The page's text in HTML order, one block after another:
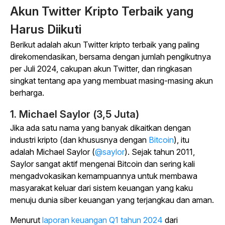
Akun Twitter Kripto Terbaik yang
Harus Diikuti
Berikut adalah akun Twitter kripto terbaik yang paling
direkomendasikan, bersama dengan jumlah pengikutnya
per Juli 2024, cakupan akun Twitter, dan ringkasan
singkat tentang apa yang membuat masing-masing akun
berharga.
1. Michael Saylor (3,5 Juta)
Jika ada satu nama yang banyak dikaitkan dengan
industri kripto (dan khususnya dengan Bitcoin), itu
adalah Michael Saylor (@saylor). Sejak tahun 2011,
Saylor sangat aktif mengenai Bitcoin dan sering kali
mengadvokasikan kemampuannya untuk membawa
masyarakat keluar dari sistem keuangan yang kaku
menuju dunia siber keuangan yang terjangkau dan aman.
Menurut laporan keuangan Q1 tahun 2024 dari